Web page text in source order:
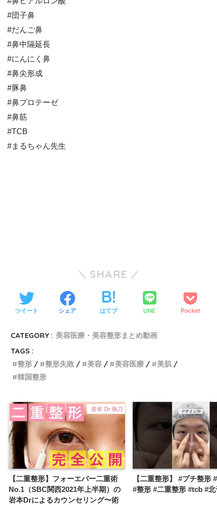
#団子鼻
#だんご鼻
#鼻中隔延長
#にんにく鼻
#鼻尖形成
#豚鼻
#鼻プロテーゼ
#鼻筋
#TCB
#まるちゃん先生
SHARE
ツイート シェア はてブ LINE Pocket
CATEGORY : 美容医療・美容整形まとめ動画
TAGS :
整形
整形失敗 美容 美容医療
美肌
韓国整形
【二重整形】フォーエバー二重術
No.1（SBC関西2021年上半期）の
岩本Drによるカウンセリング〜術
【二重整形】 #プチ整形
#整形 #二重整形 #tcb #